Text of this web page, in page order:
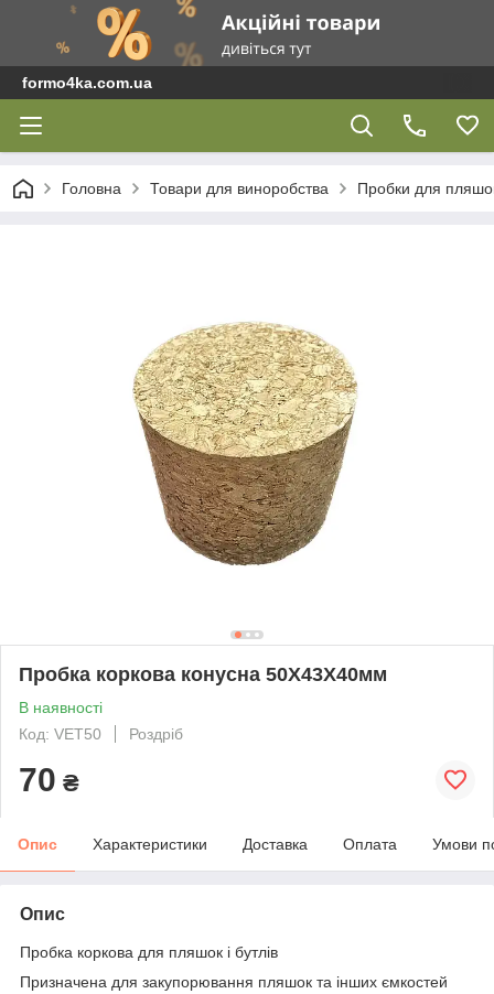
formo4ka.com.ua
Головна Товари для виноробства Пробки для пляшок
Пробка коркова конусна 50Х43Х40мм
В наявності
Код: VET50
Роздріб
70 ₴
Опис Характеристики Доставка Оплата Умови
Опис
Пробка коркова для пляшок і бутлів
Призначена для закупорювання пляшок та інших ємкостей